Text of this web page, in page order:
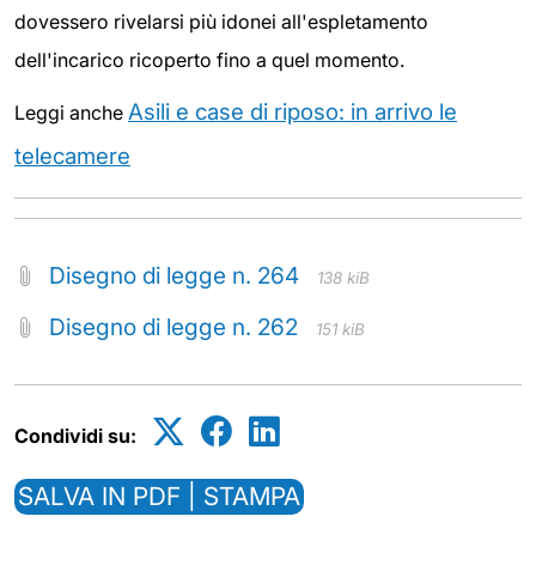
dovessero rivelarsi più idonei all'espletamento
dell'incarico ricoperto fino a quel momento.
Leggi anche Asili e case di riposo: in arrivo le
telecamere
Disegno di legge n. 264 138 kiB
Disegno di legge n. 262 151 kiB
Condividi su:
SALVA IN PDF | STAMPA